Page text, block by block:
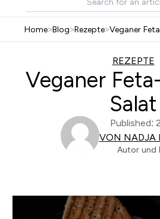
Home>Blog>Rezepte>Veganer
REZEPTE
Veganer
Salat
Published:
VON NADJA
Autor und